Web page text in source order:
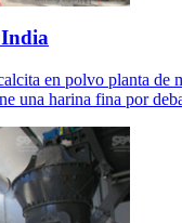
en polvo planta
una harina fina por